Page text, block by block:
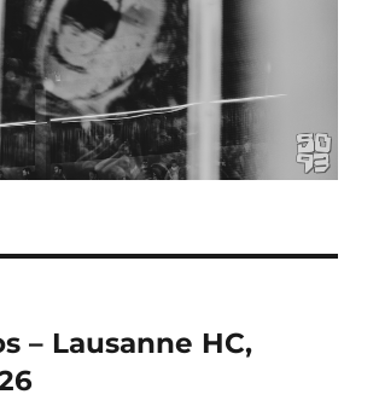
– Lausanne HC,